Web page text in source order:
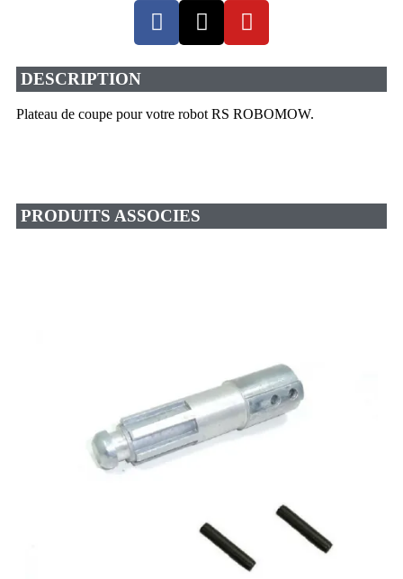
DESCRIPTION
Plateau de coupe pour votre robot RS ROBOMOW.
PRODUITS ASSOCIES